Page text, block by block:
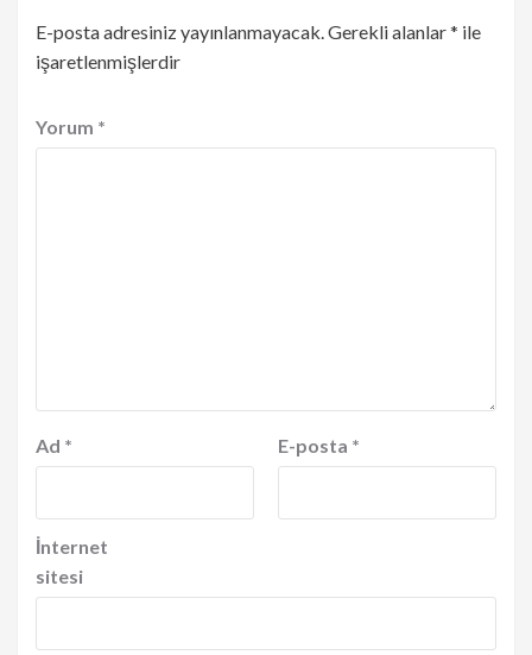
E-posta adresiniz yayınlanmayacak. Gerekli alanlar* ile
işaretlenmişlerdir
Yorum *
Ad * E-posta *
İnternet
sitesi